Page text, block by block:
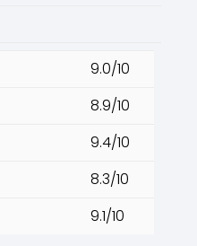
9.0/10
8.9/10
9.4/10
8.3/10
9.1/10